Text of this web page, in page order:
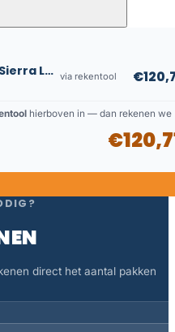
Firmfit Dryback 6500 Sierra Light via rekentool
hierboven in — dan rekenen we
direct het aantal pakken